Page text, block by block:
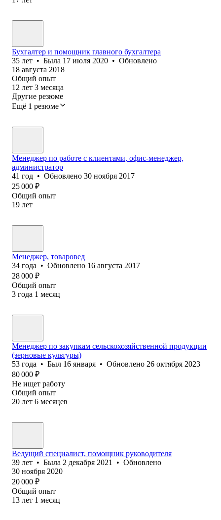
Бухгалтер и помощник главного бухгалтера
35 лет • Была 17 июля 2020 • Обновлено
18 августа 2018
Общий опыт
12 лет 3 месяца
Другие резюме
Ещё 1 резюме
Менеджер по работе с клиентами, офис-менеджер,
администратор
41 год • Обновлено 30 ноября 2017
25 000 ₽
Общий опыт
19 лет
Менеджер, товаровед
34 года • Обновлено 16 августа 2017
28 000 ₽
Общий опыт
3 года 1 месяц
Менеджер по закупкам сельскохозяйственной продукции
(зерновые культуры)
53 года • Был 16 января • Обновлено 26 октября 2023
80 000 ₽
Не ищет работу
Общий опыт
20 лет 6 месяцев
Ведущий специалист, помощник руководителя
39 лет • Была 2 декабря 2021 • Обновлено
30 ноября 2020
20 000 ₽
Общий опыт
13 лет 1 месяц